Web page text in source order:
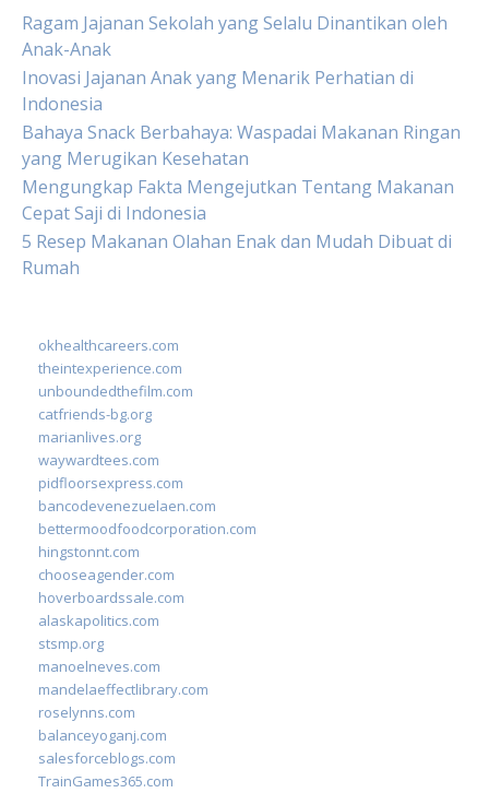
Ragam Jajanan Sekolah yang Selalu Dinantikan oleh
Anak-Anak
Inovasi Jajanan Anak yang Menarik Perhatian di
Indonesia
Bahaya Snack Berbahaya: Waspadai Makanan Ringan
yang Merugikan Kesehatan
Mengungkap Fakta Mengejutkan Tentang Makanan
Cepat Saji di Indonesia
5 Resep Makanan Olahan Enak dan Mudah Dibuat di
Rumah
okhealthcareers.com
theintexperience.com
unboundedthefilm.com
catfriends-bg.org
marianlives.org
waywardtees.com
pidfloorsexpress.com
bancodevenezuelaen.com
bettermoodfoodcorporation.com
hingstonnt.com
chooseagender.com
hoverboardssale.com
alaskapolitics.com
stsmp.org
manoelneves.com
mandelaeffectlibrary.com
roselynns.com
balanceyoganj.com
salesforceblogs.com
TrainGames365.com